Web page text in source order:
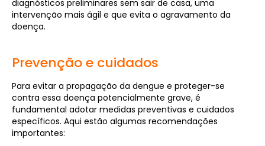
diagnósticos preliminares sem sair de casa, uma
intervenção mais ágil e que evita o agravamento da
doença.
Prevenção e cuidados
Para evitar a propagação da dengue e proteger-se
contra essa doença potencialmente grave, é
fundamental adotar medidas preventivas e cuidados
específicos. Aqui estão algumas recomendações
importantes: